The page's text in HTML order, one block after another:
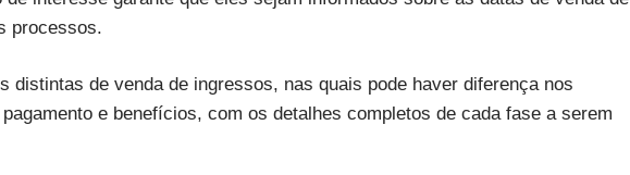
processos.
distintas de venda de ingressos, nas quais pode haver diferença nos
e benefícios, com os detalhes completos de cada fase a serem